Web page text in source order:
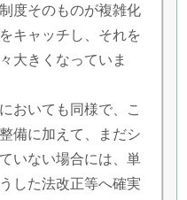
度そのものが複雑化
キャッチし、それを
大きくなっていま
おいても同様で、こ
備に加えて、まだシ
いない場合には、単
した法改正等へ確実